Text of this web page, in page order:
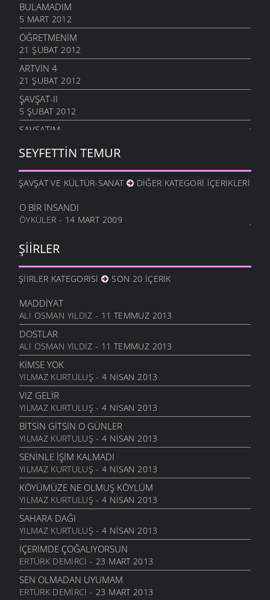
BULAMADIM
5 MART 2012
ÖĞRETMENIM
21 ŞUBAT 2012
ARTVIN 4
21 ŞUBAT 2012
ŞAVŞAT-II
5 ŞUBAT 2012
ŞAVŞATIM
METINE
17 OCAK 2012
HALA OĞLU
31 ARALIK 2011
NE OLUR OĞUL
DURDUM
10 ARALIK 2011
ANAM
HESLER
27 KASIM 2011
BILEMEDIM
24 KASIM 2011
VARDIR
5 KASIM 2011
TOPRAKTIR
5 KASIM 2011
BITTI ÖĞRETMENIM
22 AĞUSTOS 2011
GENÇIYAN
15 AĞUSTOS 2011
ALDIRMA GÜLÜM
13 AĞUSTOS 2011
BENDE VARIM
24 TEMMUZ 2011
SARI KIZ
16 TEMMUZ 2011
GELIN CANLAR
SEYFETTIN TEMUR
ŞAVŞAT VE KÜLTÜR-SANAT DIĞER KATEGORI İÇERIKLERI
O BIR İNSANDI
ÖYKÜLER - 14 MART 2009
ŞIIRLER
ŞIIRLER KATEGORISI SON 20 İÇERIK
MADDIYAT
ALI OSMAN YILDIZ - 11 TEMMUZ 2013
DOSTLAR
ALI OSMAN YILDIZ - 11 TEMMUZ 2013
KIMSE YOK
YILMAZ KURTULUŞ - 4 NISAN 2013
VIZ GELIR
YILMAZ KURTULUŞ - 4 NISAN 2013
BITSIN GITSIN O GÜNLER
YILMAZ KURTULUŞ - 4 NISAN 2013
SENINLE İŞIM KALMADI
YILMAZ KURTULUŞ - 4 NISAN 2013
KÖYÜMÜZE NE OLMUŞ KÖYLÜM
YILMAZ KURTULUŞ - 4 NISAN 2013
SAHARA DAĞI
YILMAZ KURTULUŞ - 4 NISAN 2013
İÇERIMDE ÇOĞALIYORSUN
ERTÜRK DEMIRCI - 23 MART 2013
SEN OLMADAN UYUMAM
ERTÜRK DEMIRCI - 23 MART 2013